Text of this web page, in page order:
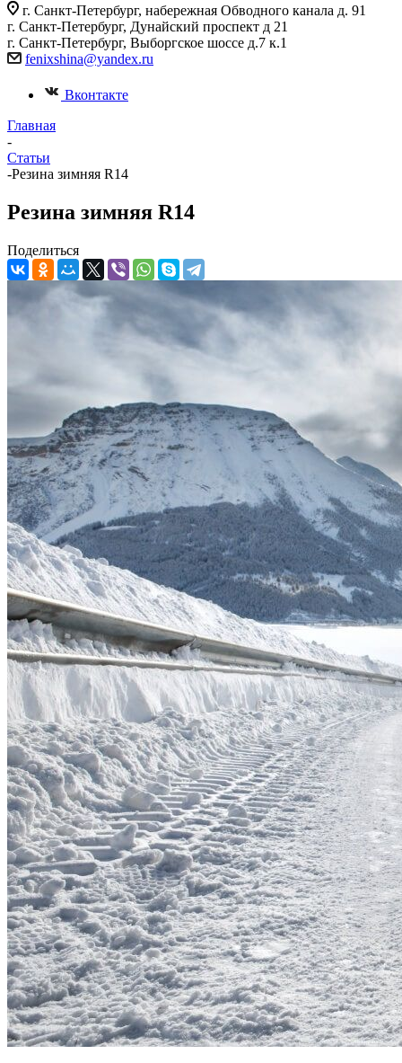
г. Санкт-Петербург, набережная Обводного канала д. 91
г. Санкт-Петербург, Дунайский проспект д 21
г. Санкт-Петербург, Выборгское шоссе д.7 к.1
fenixshina@yandex.ru
Вконтакте
Главная
-
Статьи
-Резина зимняя R14
Резина зимняя R14
Поделиться